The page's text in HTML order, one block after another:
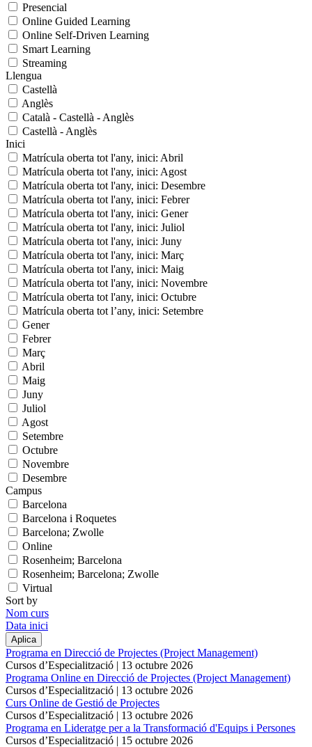
Presencial
Online Guided Learning
Online Self-Driven Learning
Smart Learning
Streaming
Llengua
Castellà
Anglès
Català - Castellà - Anglès
Castellà - Anglès
Inici
Matrícula oberta tot l'any, inici: Abril
Matrícula oberta tot l'any, inici: Agost
Matrícula oberta tot l'any, inici: Desembre
Matrícula oberta tot l'any, inici: Febrer
Matrícula oberta tot l'any, inici: Gener
Matrícula oberta tot l'any, inici: Juliol
Matrícula oberta tot l'any, inici: Juny
Matrícula oberta tot l'any, inici: Març
Matrícula oberta tot l'any, inici: Maig
Matrícula oberta tot l'any, inici: Novembre
Matrícula oberta tot l'any, inici: Octubre
Matrícula oberta tot l’any, inici: Setembre
Gener
Febrer
Març
Abril
Maig
Juny
Juliol
Agost
Setembre
Octubre
Novembre
Desembre
Campus
Barcelona
Barcelona i Roquetes
Barcelona; Zwolle
Online
Rosenheim; Barcelona
Rosenheim; Barcelona; Zwolle
Virtual
Sort by
Nom curs
Data inici
Programa en Direcció de Projectes (Project Management)
Cursos d’Especialització | 13 octubre 2026
Programa Online en Direcció de Projectes (Project Management)
Cursos d’Especialització | 13 octubre 2026
Curs Online de Gestió de Projectes
Cursos d’Especialització | 13 octubre 2026
Programa en Lideratge per a la Transformació d'Equips i Persones
Cursos d’Especialització | 15 octubre 2026